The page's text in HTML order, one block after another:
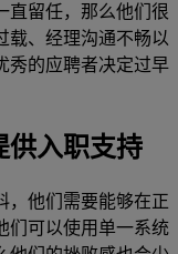
直留任，那么他们很
载、经理沟通不畅以
秀的应聘者决定过早
供入职支持
，他们需要能够在正
们可以使用单一系统